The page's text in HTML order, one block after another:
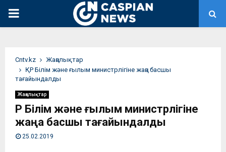
PRIMARY
Сntv.kz
Жаңалықтар
ҚР Білім және ғылым министрлігіне жаңа басшы
тағайындалды
Жаңалықтар
ҚР Білім және ғылым министрлігіне
жаңа басшы тағайындалды
25.02.2019